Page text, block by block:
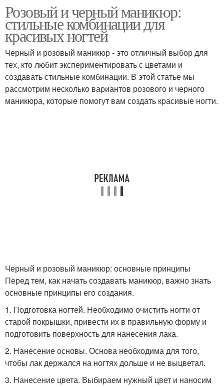
Маникюр из розового и Лак для маникюра
красивый маникюр
Розовый и черный маникюр:
стильные комбинации для
красивых ногтей
Черный и розовый маникюр - это отличный выбор для
тех, кто любит экспериментировать с цветами и
создавать стильные комбинации. В этой статье мы
рассмотрим несколько вариантов розового и черного
маникюра, которые помогут вам создать красивые ногти.
Черный и розовый маникюр: основные принципы
Перед тем, как начать создавать маникюр, важно знать
основные принципы его создания.
1. Подготовка ногтей. Необходимо очистить ногти от
старой покрышки, привести их в правильную форму и
подготовить поверхность для нанесения лака.
2. Нанесение основы. Основа необходима для того,
чтобы лак держался на ногтях дольше и не выцветал.
3. Нанесение цвета. Выбираем нужный цвет и наносим